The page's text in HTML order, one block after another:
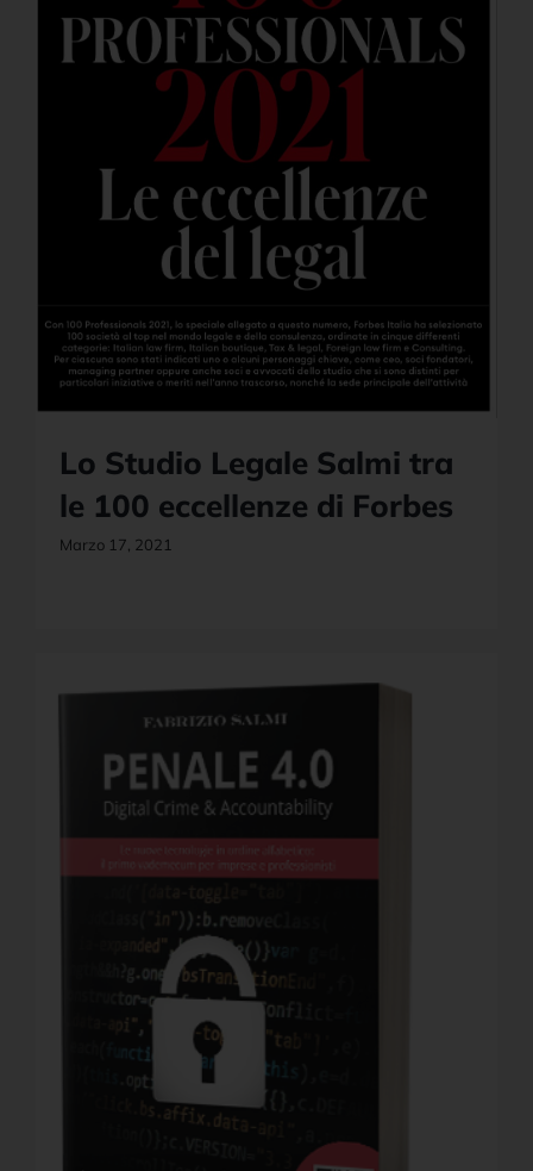
Lo Studio Legale Salmi tra
le 100 eccellenze di Forbes
Marzo 17, 2021